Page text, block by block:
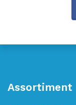
Assortiment